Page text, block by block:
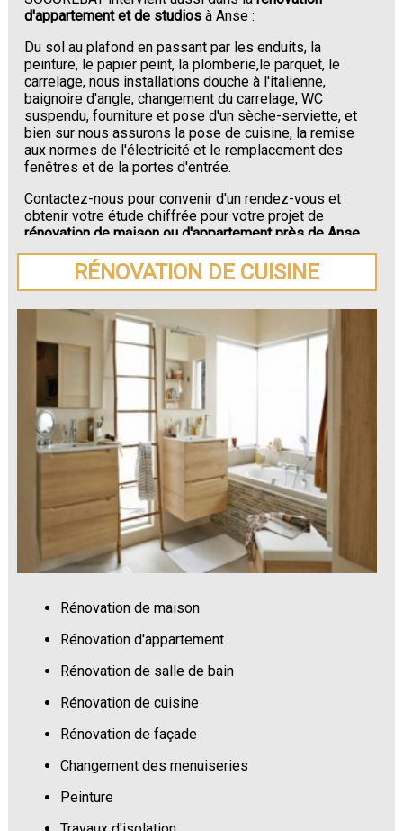
d'appartement et de studios à Anse :
Du sol au plafond en passant par les enduits, la
peinture, le papier peint, la plomberie,le parquet, le
carrelage, nous installations douche à l'italienne,
baignoire d'angle, changement du carrelage, WC
suspendu, fourniture et pose d'un sèche-serviette, et
bien sur nous assurons la pose de cuisine, la remise
aux normes de l'électricité et le remplacement des
fenêtres et de la portes d'entrée.
Contactez-nous pour convenir d'un rendez-vous et
obtenir votre étude chiffrée pour votre projet de
rénovation de maison ou d'appartement près de Anse
RÉNOVATION DE CUISINE
Rénovation de maison
Rénovation d'appartement
Rénovation de salle de bain
Rénovation de cuisine
Rénovation de façade
Changement des menuiseries
Peinture